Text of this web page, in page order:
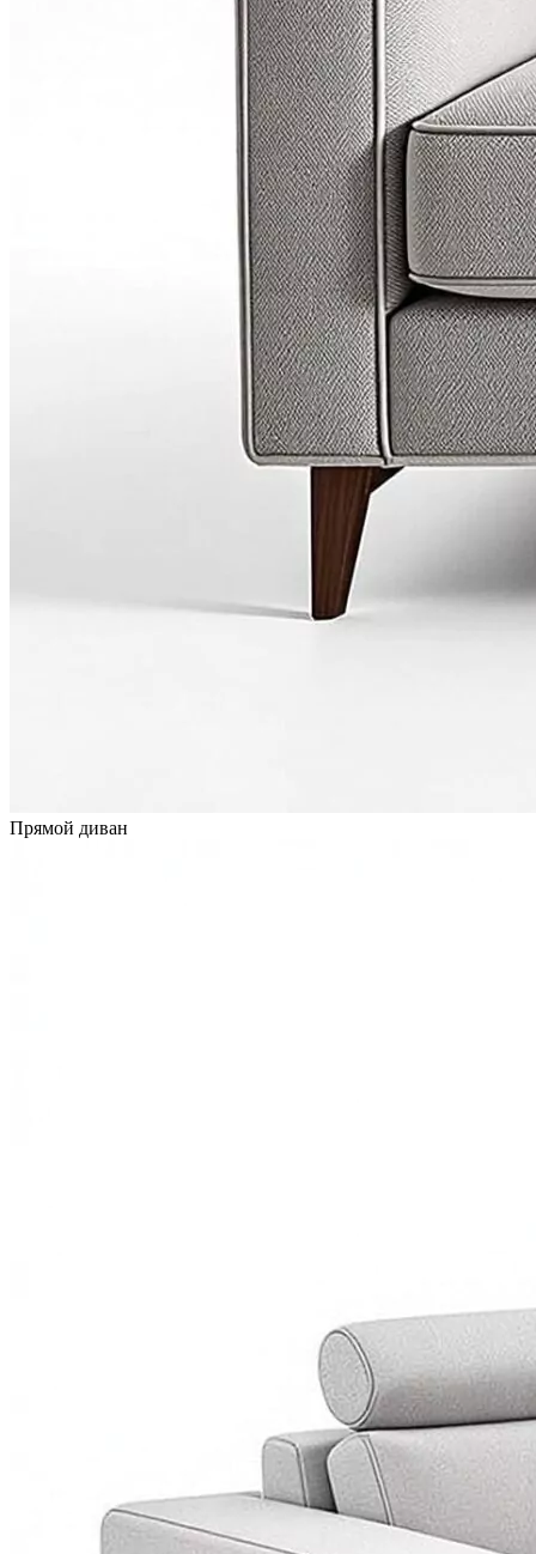
Прямой диван